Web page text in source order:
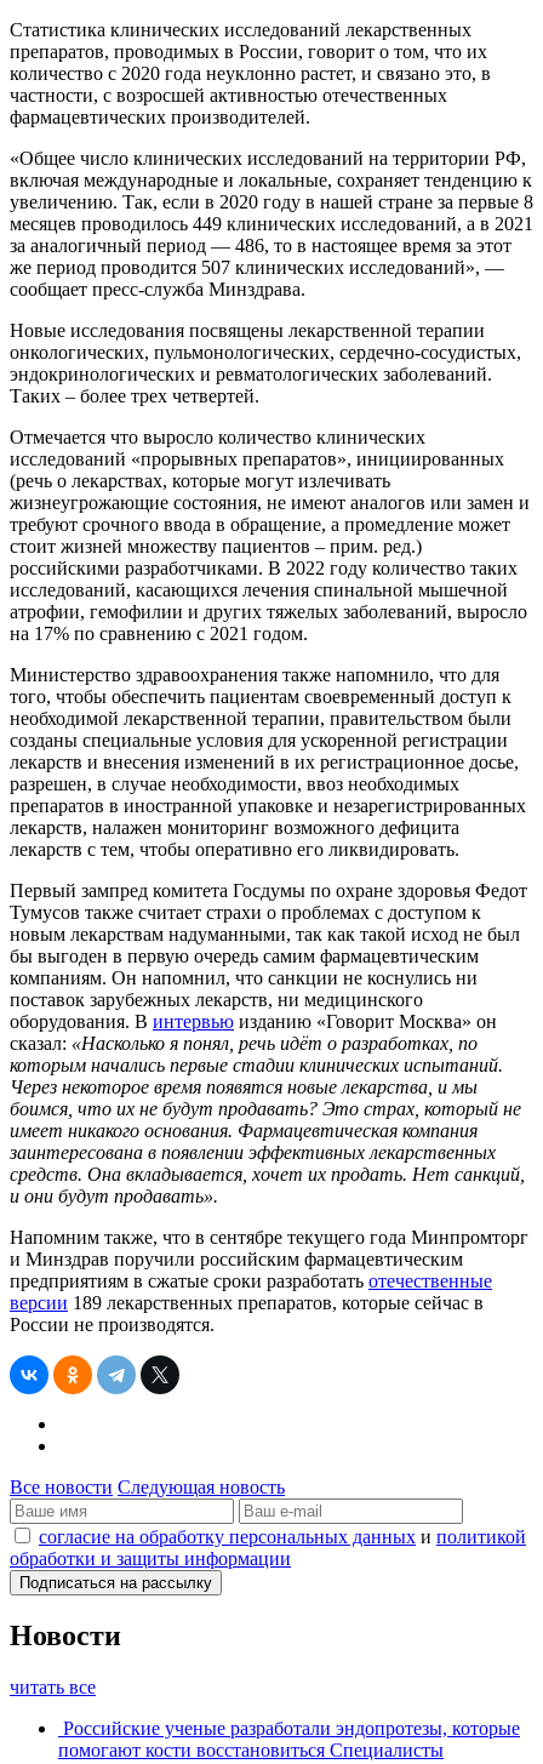
Статистика клинических исследований лекарственных
препаратов, проводимых в России, говорит о том, что их
количество с 2020 года неуклонно растет, и связано это, в
частности, с возросшей активностью отечественных
фармацевтических производителей.
«Общее число клинических исследований на территории РФ,
включая международные и локальные, сохраняет тенденцию к
увеличению. Так, если в 2020 году в нашей стране за первые 8
месяцев проводилось 449 клинических исследований, а в 2021
за аналогичный период — 486, то в настоящее время за этот
же период проводится 507 клинических исследований», —
сообщает пресс-служба Минздрава.
Новые исследования посвящены лекарственной терапии
онкологических, пульмонологических, сердечно-сосудистых,
эндокринологических и ревматологических заболеваний.
Таких – более трех четвертей.
Отмечается что выросло количество клинических
исследований «прорывных препаратов», инициированных
(речь о лекарствах, которые могут излечивать
жизнеугрожающие состояния, не имеют аналогов или замен и
требуют срочного ввода в обращение, а промедление может
стоит жизней множеству пациентов – прим. ред.)
российскими разработчиками. В 2022 году количество таких
исследований, касающихся лечения спинальной мышечной
атрофии, гемофилии и других тяжелых заболеваний, выросло
на 17% по сравнению с 2021 годом.
Министерство здравоохранения также напомнило, что для
того, чтобы обеспечить пациентам своевременный доступ к
необходимой лекарственной терапии, правительством были
созданы специальные условия для ускоренной регистрации
лекарств и внесения изменений в их регистрационное досье,
разрешен, в случае необходимости, ввоз необходимых
препаратов в иностранной упаковке и незарегистрированных
лекарств, налажен мониторинг возможного дефицита
лекарств с тем, чтобы оперативно его ликвидировать.
Первый зампред комитета Госдумы по охране здоровья Федот
Тумусов также считает страхи о проблемах с доступом к
новым лекарствам надуманными, так как такой исход не был
бы выгоден в первую очередь самим фармацевтическим
компаниям. Он напомнил, что санкции не коснулись ни
поставок зарубежных лекарств, ни медицинского
оборудования. В интервью изданию «Говорит Москва» он
сказал: «Насколько я понял, речь идёт о разработках, по
которым начались первые стадии клинических испытаний.
Через некоторое время появятся новые лекарства, и мы
боимся, что их не будут продавать? Это страх, который не
имеет никакого основания. Фармацевтическая компания
заинтересована в появлении эффективных лекарственных
средств. Она вкладывается, хочет их продать. Нет санкций,
и они будут продавать».
Напомним также, что в сентябре текущего года Минпромторг
и Минздрав поручили российским фармацевтическим
предприятиям в сжатые сроки разработать отечественные
версии 189 лекарственных препаратов, которые сейчас в
России не производятся.
Все новости Следующая новость
согласие на обработку персональных данных и политикой
обработки и защиты информации
Новости
читать все
Российские ученые разработали эндопротезы, которые
помогают кости восстановиться Специалисты